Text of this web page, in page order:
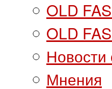
OLD
OLD
Новости
Мнения